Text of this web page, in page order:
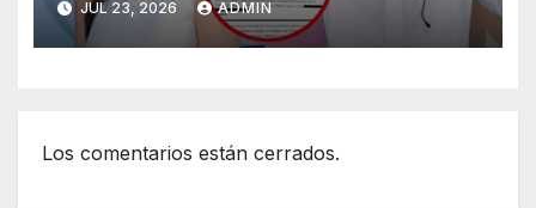
y psicológica de Masad
Altamimi, integrante de La
JUL 23, 2026 ADMIN
Los comentarios están cerrados.